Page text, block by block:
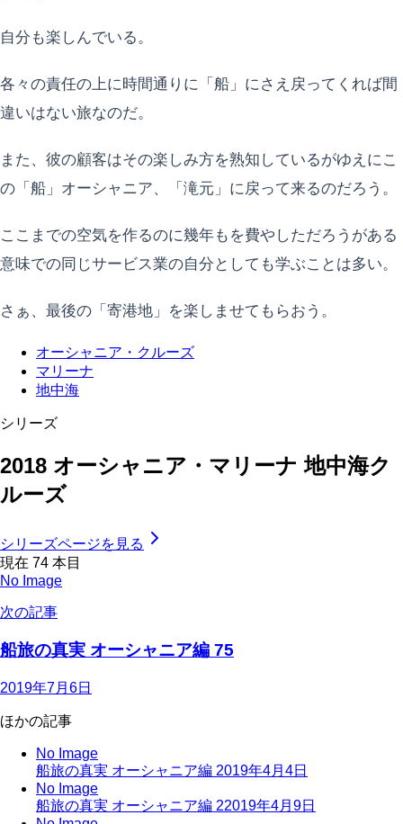
自分も楽しんでいる。
各々の責任の上に時間通りに「船」にさえ戻ってくれば間
違いはない旅なのだ。
また、彼の顧客はその楽しみ方を熟知しているがゆえにこ
の「船」オーシャニア、「滝元」に戻って来るのだろう。
ここまでの空気を作るのに幾年もを費やしただろうがある
意味での同じサービス業の自分としても学ぶことは多い。
さぁ、最後の「寄港地」を楽しませてもらおう。
オーシャニア・クルーズ
マリーナ
地中海
シリーズ
2018 オーシャニア・マリーナ 地中海ク
ルーズ
シリーズページを見る
現在 74 本目
No Image
次の記事
船旅の真実 オーシャニア編 75
2019年7月6日
ほかの記事
No Image
船旅の真実 オーシャニア編 2019年4月4日
No Image
船旅の真実 オーシャニア編 22019年4月9日